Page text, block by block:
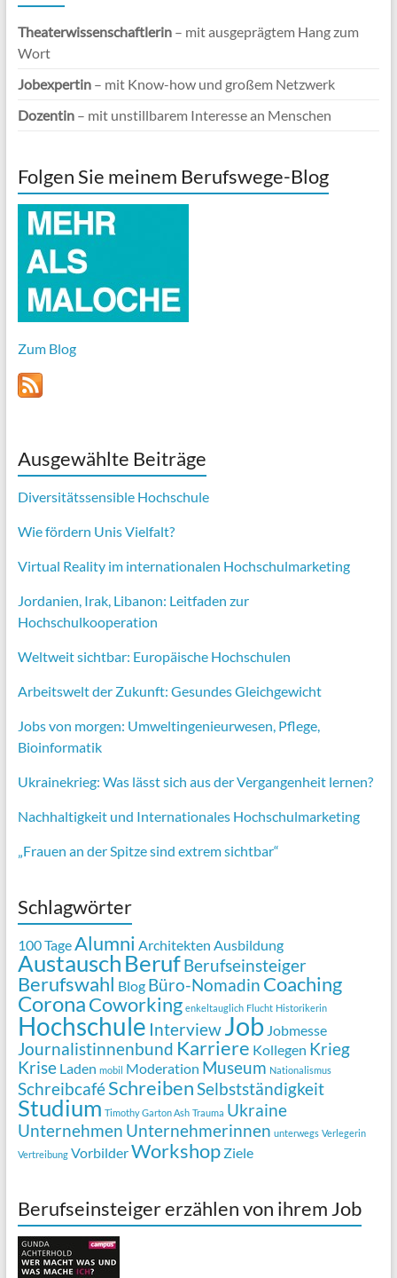
Theaterwissenschaftlerin– mit ausgeprägtem Hang zum
Wort
Jobexpertin– mit Know-how und großem Netzwerk
Dozentin– mit unstillbarem Interesse an Menschen
Folgen Sie meinem Berufswege-Blog
Zum Blog
Ausgewählte Beiträge
Diversitätssensible Hochschule
Wie fördern Unis Vielfalt?
Virtual Reality im internationalen Hochschulmarketing
Jordanien, Irak, Libanon: Leitfaden zur
Hochschulkooperation
Weltweit sichtbar: Europäische Hochschulen
Arbeitswelt der Zukunft: Gesundes Gleichgewicht
Jobs von morgen: Umweltingenieurwesen, Pflege,
Bioinformatik
Ukrainekrieg: Was lässt sich aus der Vergangenheit lernen?
Nachhaltigkeit und Internationales Hochschulmarketing
„Frauen an der Spitze sind extrem sichtbar“
Schlagwörter
100 TageAlumni Architekten Ausbildung
AustauschBerufBerufseinsteiger
Berufswahl Blog Büro-Nomadin Coaching
CoronaCoworking enkeltauglich Flucht Historikerin
Hochschule InterviewJob Jobmesse
Journalistinnenbund Karriere Kollegen Krieg
Krise Laden mobil Moderation Museum Nationalismus
SchreibcaféSchreibenSelbstständigkeit
Studium Timothy Garton Ash Trauma Ukraine
Unternehmen Unternehmerinnen unterwegs Verlegerin
Vertreibung VorbilderWorkshop Ziele
Berufseinsteiger erzählen von ihrem Job